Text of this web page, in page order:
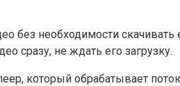
без необходимости
сразу, не ждать его загрузку.
который обрабатывает